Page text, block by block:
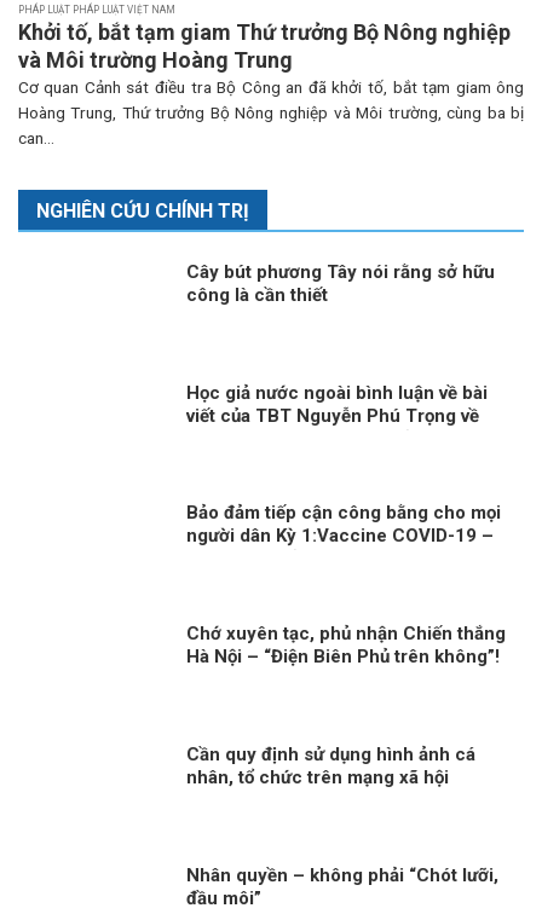
PHÁP LUẬT PHÁP LUẬT VIỆT NAM
Khởi tố, bắt tạm giam Thứ trưởng Bộ Nông nghiệp
và Môi trường Hoàng Trung
Cơ quan Cảnh sát điều tra Bộ Công an đã khởi tố, bắt tạm giam ông
Hoàng Trung, Thứ trưởng Bộ Nông nghiệp và Môi trường, cùng ba bị
can...
NGHIÊN CỨU CHÍNH TRỊ
Cây bút phương Tây nói rằng sở hữu
công là cần thiết
Học giả nước ngoài bình luận về bài
viết của TBT Nguyễn Phú Trọng về
Bảo đảm tiếp cận công bằng cho mọi
người dân Kỳ 1:Vaccine COVID-19 –
Chớ xuyên tạc, phủ nhận Chiến thắng
Hà Nội – “Điện Biên Phủ trên không”!
Cần quy định sử dụng hình ảnh cá
nhân, tổ chức trên mạng xã hội
Nhân quyền – không phải “Chót lưỡi,
đầu môi”